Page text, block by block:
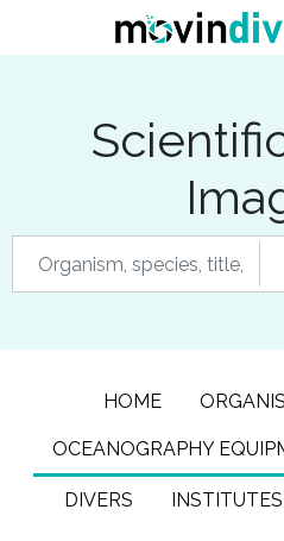
HOME
OCEANOGRAPHY
DIVERS INSTITUTES